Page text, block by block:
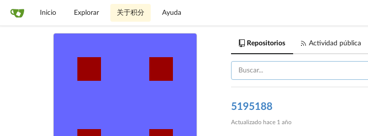
Inicio Explorar 关于积分 Ayuda
Repositorios Actividad pública
5195188
Actualizado hace 1 año